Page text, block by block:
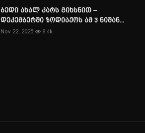
ბედი ახალ კარს გიხსნით –
დეკემბერში ზოდიაქოს ამ 3 ნიშან...
Nov 22, 2025 8.4k